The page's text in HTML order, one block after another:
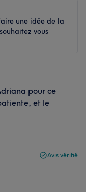
une idée de la
vous
pour ce
et le
Avis vérifié